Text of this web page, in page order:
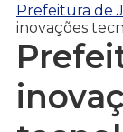
Prefeitura de
inovações